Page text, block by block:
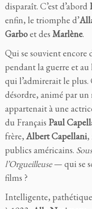
disparaît. C’est d’abord
enfin, le triomphe d’
Garboet des Marlène.
Qui se souvient encore
pendant la guerre et
qui l’admirerait le plus.
désordre, animé par un
appartenait à une
du Français Paul
frère,Albert Capellani,
publics américains.
l’Orgueilleuse— qui se
films ?
Intelligente,